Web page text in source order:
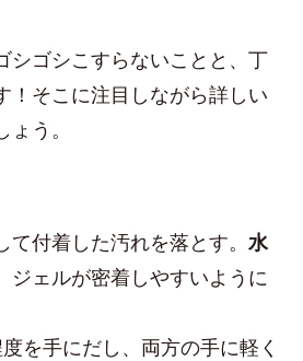
シゴシこすらないことと、丁
！そこに注目しながら詳しい
う。
付着した汚れを落とす。 水
ジェルが密着しやすいように
を手にだし、両方の手に軽く